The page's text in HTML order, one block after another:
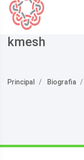
kmesh
Principal Biografia